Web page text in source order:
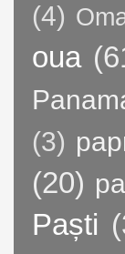
(4)
oua
(3)
(20)
Paști